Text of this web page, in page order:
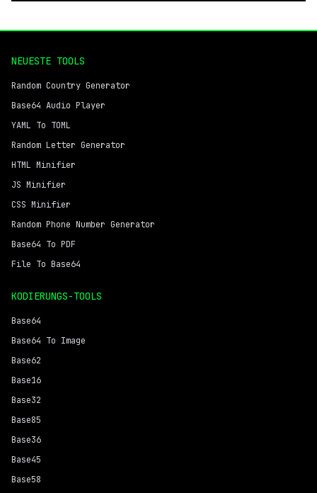
NEUESTE TOOLS
Random Country Generator
Base64 Audio Player
YAML To TOML
Random Letter Generator
HTML Minifier
JS Minifier
CSS Minifier
Random Phone Number Generator
Base64 To PDF
File To Base64
KODIERUNGS-TOOLS
Base64
Base64 To Image
Base62
Base16
Base32
Base85
Base36
Base45
Base58